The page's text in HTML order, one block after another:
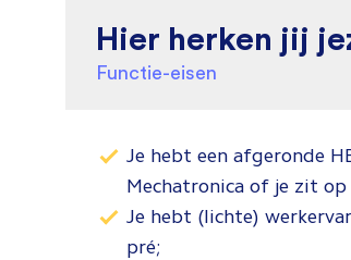
Hier herken jij
Functie-eisen
Je hebt een afgeronde
Mechatronica of je zit
Je hebt (lichte)
pré;